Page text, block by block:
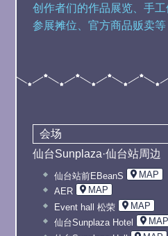
创作者们的作品展览、手
参展摊位、 官方商品贩卖等
会场
仙台Sunplaza·仙台站周边
仙台站前EBeanS
MAP
AER
MAP
Event hall 松荣
MAP
仙台Sunplaza Hotel
MAP